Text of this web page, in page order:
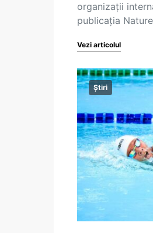
organizații
publicația
Vezi articolul
Știri